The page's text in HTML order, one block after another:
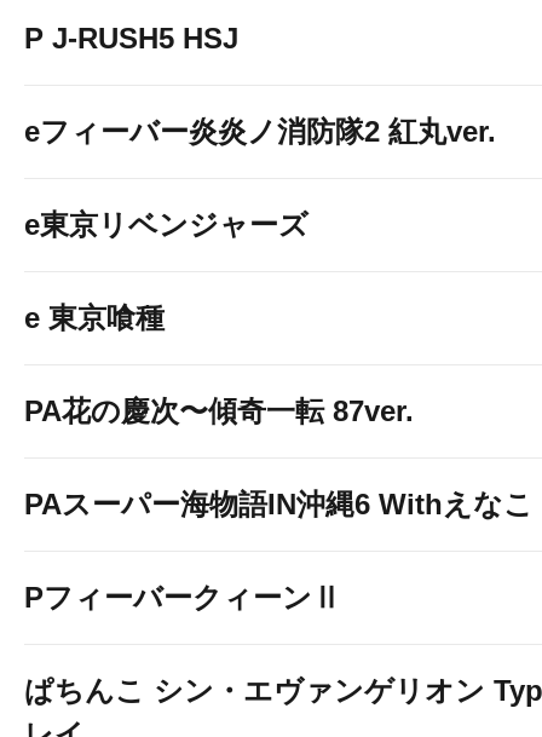
P J-RUSH5 HSJ
eフィーバー炎炎ノ消防隊2 紅丸ver.
e東京リベンジャーズ
e 東京喰種
PA花の慶次〜傾奇一転 87ver.
PAスーパー海物語IN沖縄6 Withえなこ
PフィーバークィーンⅡ
ぱちんこ シン・エヴァンゲリオン